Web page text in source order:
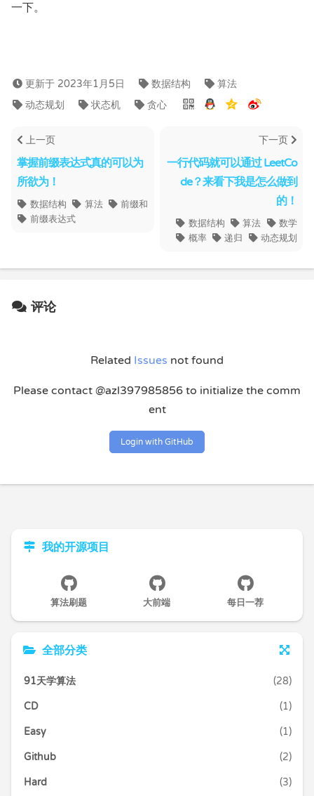
一下。
更新于 2023年1月5日 数据结构
算法
动态规划
状态机 贪心
上一页
掌握前缀表达式真的可以为
所欲为！
数据结构 算法
前缀和
前缀表达式
下一页
一行代码就可以通过 LeetCo
de？来看下我是怎么做到
的！
数据结构 算法
数学
概率
递归 动态规划
评论
Related Issues not found
Please contact @azl397985856 to initialize the comm
ent
Login with GitHub
我的开源项目
算法刷题 大前端 每日一荐
全部分类
91天学算法 (28)
CD (1)
Easy (1)
Github (2)
Hard (3)